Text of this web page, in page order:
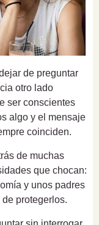
de preguntar
otro lado
ser conscientes
algo y el mensaje
coinciden.
de muchas
que chocan:
y unos padres
protegerlos.